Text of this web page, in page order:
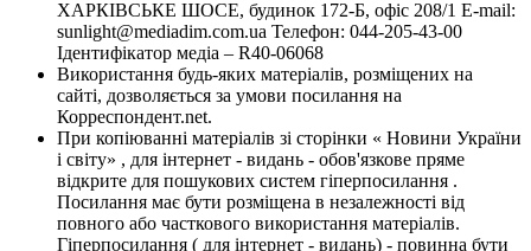
ХАРКІВСЬКЕ ШОСЕ, будинок 172-Б, офіс 208/1 E-mail:
sunlight@mediadim.com.ua Телефон: 044-205-43-00
Ідентифікатор медіа – R40-06068
Використання будь-яких матеріалів, розміщених на
сайті, дозволяється за умови посилання на
Корреспондент.net.
При копіюванні матеріалів зі сторінки « Новини України
і світу» , для інтернет - видань - обов'язкове пряме
відкрите для пошукових систем гіперпосилання .
Посилання має бути розміщена в незалежності від
повного або часткового використання матеріалів.
Гіперпосилання ( для інтернет - видань) - повинна бути